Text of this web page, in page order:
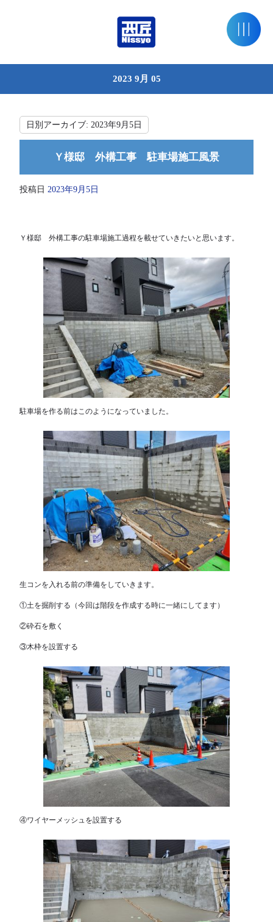
2023 9月 05
日別アーカイブ:2023年9月5日
Ｙ様邸 外構工事 駐車場施工風景
投稿日 2023年9月5日
Ｙ様邸 外構工事の駐車場施工過程を載せていきたいと思います。
駐車場を作る前はこのようになっていました。
生コンを入れる前の準備をしていきます。
①土を掘削する（今回は階段を作成する時に一緒にしてます）
②砕石を敷く
③木枠を設置する
④ワイヤーメッシュを設置する